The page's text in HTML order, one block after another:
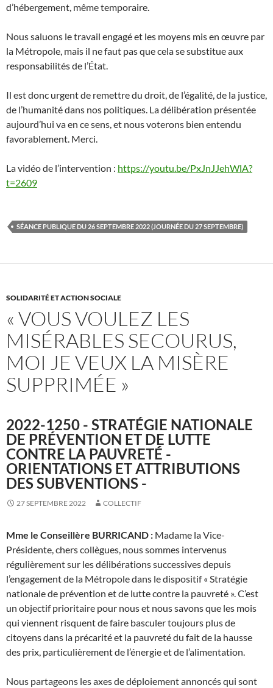
d’hébergement, même temporaire.
Nous saluons le travail engagé et les moyens mis en œuvre par
la Métropole, mais il ne faut pas que cela se substitue aux
responsabilités de l’État.
Il est donc urgent de remettre du droit, de l’égalité, de la justice,
de l’humanité dans nos politiques. La délibération présentée
aujourd’hui va en ce sens, et nous voterons bien entendu
favorablement. Merci.
La vidéo de l’intervention : https://youtu.be/PxJnJJehWlA?
t=2609
SÉANCE PUBLIQUE DU 26 SEPTEMBRE 2022 (JOURNÉE DU 27 SEPTEMBRE)
SOLIDARITÉ ET ACTION SOCIALE
« VOUS VOULEZ LES
MISÉRABLES SECOURUS,
MOI JE VEUX LA MISÈRE
SUPPRIMÉE »
2022-1250 - STRATÉGIE NATIONALE
DE PRÉVENTION ET DE LUTTE
CONTRE LA PAUVRETÉ -
ORIENTATIONS ET ATTRIBUTIONS
DES SUBVENTIONS -
27 SEPTEMBRE 2022 COLLECTIF
Mme le Conseillère BURRICAND : Madame la Vice-
Présidente, chers collègues, nous sommes intervenus
régulièrement sur les délibérations successives depuis
l’engagement de la Métropole dans le dispositif « Stratégie
nationale de prévention et de lutte contre la pauvreté ». C’est
un objectif prioritaire pour nous et nous savons que les mois
qui viennent risquent de faire basculer toujours plus de
citoyens dans la précarité et la pauvreté du fait de la hausse
des prix, particulièrement de l’énergie et de l’alimentation.
Nous partageons les axes de déploiement annoncés qui sont